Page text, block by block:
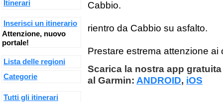
Cabbio.
rientro da Cabbio su asfalto.
Prestare estrema attenzione ai
Scarica la nostra app
al Garmin: ANDROID, iOS
Itinerari
Inserisci un itinerario
Attenzione, nuovo
portale!
Lista delle regioni
Categorie
Tutti gli itinerari